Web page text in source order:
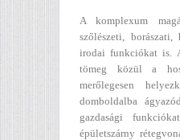
A komplexum
szőlészeti, borászati,
irodai funkciókat is.
tömeg közül a
merőlegesen
domboldalba
gazdasági
épületszárny